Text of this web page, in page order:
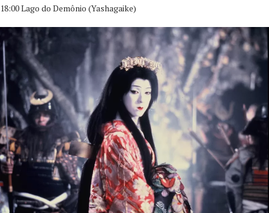
18:00 Lago do Demônio (Yashagaike)